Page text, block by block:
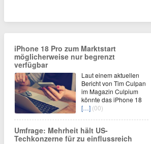
iPhone 18 Pro zum Marktstart
möglicherweise nur begrenzt
verfügbar
Laut einem aktuellen
Bericht von Tim Culpan
im Magazin Culpium
könnte das iPhone 18
[…] (00)
Umfrage: Mehrheit hält US-
Techkonzerne für zu einflussreich